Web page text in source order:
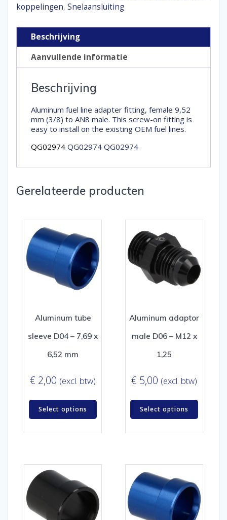
(3/8")
AN8
male
aantal
koppelingen, Snelaansluiting
Beschrijving
Aanvullende informatie
Beschrijving
Aluminum fuel line adapter fitting, female 9,52
mm (3/8) to AN8 male. This screw-on fitting is
easy to install on the existing OEM fuel lines.
QG02974 QG02974 QG02974
Gerelateerde producten
Aluminum tube
sleeve D04 – 7,69 x
6,52 mm
€ 2,00 (excl. btw)
Select options
Aluminum adaptor
male D06 – M12 x
1,25
€ 5,00 (excl. btw)
Select options